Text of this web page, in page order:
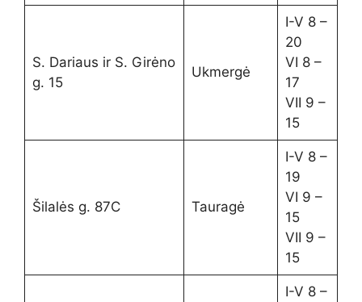
S. Dariaus ir S. Girėno
g. 15
Ukmergė
I-V 8 –
20
VI 8 –
17
VII 9 –
15
Šilalės g. 87C Tauragė
I-V 8 –
19
VI 9 –
15
VII 9 –
15
I-V 8 –